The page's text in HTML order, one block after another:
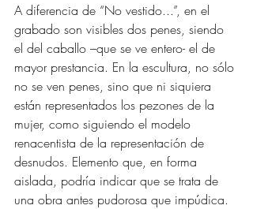
A diferencia de “No vestido...”, en el
grabado son visibles dos penes, siendo
el del caballo –que se ve entero- el de
mayor prestancia. En la escultura, no sólo
no se ven penes, sino que ni siquiera
están representados los pezones de la
mujer, como siguiendo el modelo
renacentista de la representación de
desnudos. Elemento que, en forma
aislada, podría indicar que se trata de
una obra antes pudorosa que impúdica.